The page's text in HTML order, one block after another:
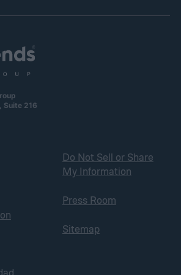
Suite 216
Do Not Sell or Share
My Information
Press Room
Sitemap